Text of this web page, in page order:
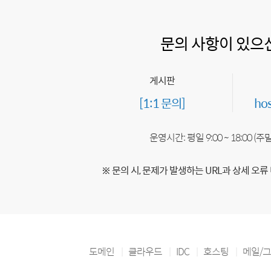
문의 사항이 있으
게시판
[1:1 문의]
운영시간: 평일 9:00 ~ 18:00 (주
※ 문의 시, 문제가 발생하는 URL과 상세 오
도메인 클라우드 IDC 호스팅 메일/